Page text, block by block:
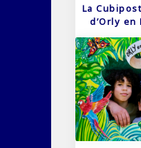
La
d’Orly en